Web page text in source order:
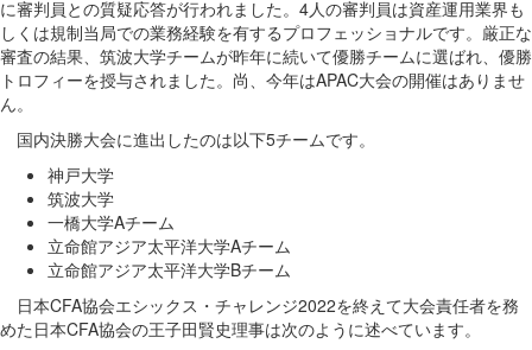
に審判員との質疑応答が行われました。4人の審判員は資産運用業界も
しくは規制当局での業務経験を有するプロフェッショナルです。厳正な
審査の結果、筑波大学チームが昨年に続いて優勝チームに選ばれ、優勝
トロフィーを授与されました。尚、今年はAPAC大会の開催はありませ
ん。
国内決勝大会に進出したのは以下5チームです。
神戸大学
筑波大学
一橋大学Aチーム
立命館アジア太平洋大学Aチーム
立命館アジア太平洋大学Bチーム
日本CFA協会エシックス・チャレンジ2022を終えて大会責任者を務
めた日本CFA協会の王子田賢史理事は次のように述べています。